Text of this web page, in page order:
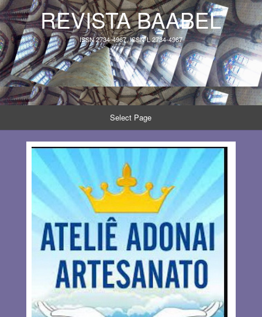
REVISTA BAABEL
ISSN 2734-4967, ISSN-L 2734-4967
Select Page